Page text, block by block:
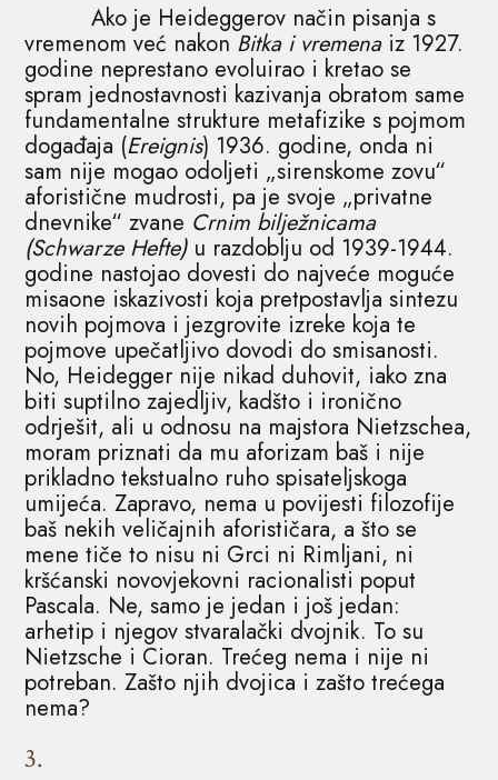
Ako je Heideggerov način pisanja s
vremenom već nakon Bitka i vremena iz 1927.
godine neprestano evoluirao i kretao se
spram jednostavnosti kazivanja obratom same
fundamentalne strukture metafizike s pojmom
događaja (Ereignis) 1936. godine, onda ni
sam nije mogao odoljeti „sirenskome zovu“
aforistične mudrosti, pa je svoje „privatne
dnevnike“ zvane Crnim bilježnicama
(Schwarze Hefte) u razdoblju od 1939-1944.
godine nastojao dovesti do najveće moguće
misaone iskazivosti koja pretpostavlja sintezu
novih pojmova i jezgrovite izreke koja te
pojmove upečatljivo dovodi do smisanosti.
No, Heidegger nije nikad duhovit, iako zna
biti suptilno zajedljiv, kadšto i ironično
odrješit, ali u odnosu na majstora Nietzschea,
moram priznati da mu aforizam baš i nije
prikladno tekstualno ruho spisateljskoga
umijeća. Zapravo, nema u povijesti filozofije
baš nekih veličajnih aforističara, a što se
mene tiče to nisu ni Grci ni Rimljani, ni
kršćanski novovjekovni racionalisti poput
Pascala. Ne, samo je jedan i još jedan:
arhetip i njegov stvaralački dvojnik. To su
Nietzsche i Cioran. Trećeg nema i nije ni
potreban. Zašto njih dvojica i zašto trećega
nema?
3.